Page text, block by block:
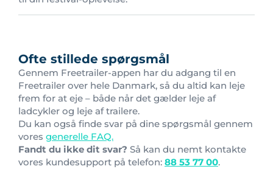
Ofte stillede spørgsmål
Gennem Freetrailer-appen har du adgang til en
Freetrailer over hele Danmark, så du altid kan leje
frem for at eje – både når det gælder leje af
ladcykler og leje af trailere.
Du kan også finde svar på dine spørgsmål gennem
vores generelle FAQ.
Fandt du ikke dit svar? Så kan du nemt kontakte
vores kundesupport på telefon: 88 53 77 00.